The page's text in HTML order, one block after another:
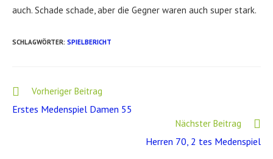
auch. Schade schade, aber die Gegner waren auch super stark.
SCHLAGWÖRTER: SPIELBERICHT
Weitere
ansehen
Vorheriger Beitrag
Erstes Medenspiel Damen 55
Nächster Beitrag
Herren 70, 2 tes Medenspiel